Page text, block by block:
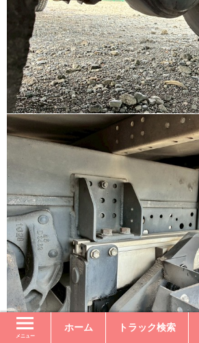
メニュー
ホーム トラック検索